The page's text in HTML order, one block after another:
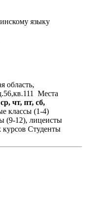
языку
область,
Места
чт, пт, сб,
классы (1-4)
(9-12), лицеисты
Студенты